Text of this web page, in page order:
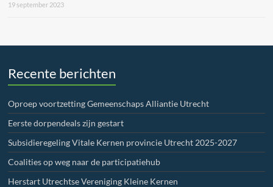
19 september 2023
Recente berichten
Oproep voortzetting Gemeenschaps Alliantie Utrecht
Eerste dorpendeals zijn gestart
Subsidieregeling Vitale Kernen provincie Utrecht 2025-2027
Coalities op weg naar de participatiehub
Herstart Utrechtse Vereniging Kleine Kernen